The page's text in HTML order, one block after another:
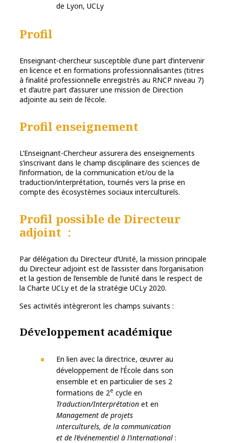
de Lyon, UCLy
Profil
Enseignant-chercheur susceptible d’une part d’intervenir
en licence et en formations professionnalisantes (titres
à finalité professionnelle enregistrés au RNCP niveau 7)
et d’autre part d’assurer une mission de Direction
adjointe au sein de l’école.
Profil enseignement
L’Enseignant-Chercheur assurera des enseignements
s’inscrivant dans le champ disciplinaire des sciences de
l’information, de la communication et/ou de la
traduction/interprétation, tournés vers la prise en
compte des écosystèmes sociaux interculturels.
Profil possible de Directeur
adjoint :
Par délégation du Directeur d’Unité, la mission principale
du Directeur adjoint est de l’assister dans l’organisation
et la gestion de l’ensemble de l’unité dans le respect de
la Charte UCLy et de la stratégie UCLy 2020.
Ses activités intègreront les champs suivants :
Développement académique
En lien avec la directrice, œuvrer au
développement de l’École dans son
ensemble et en particulier de ses 2
formations de 2e cycle en
Traduction/Interprétation et en
Management de projets
interculturels, de la communication
et de l’événementiel à l’international :